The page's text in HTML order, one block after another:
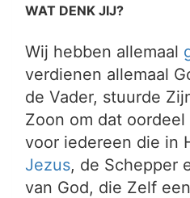
WAT DENK JIJ?
Wij hebben allemaal
verdienen allemaal
de Vader, stuurde
Zoon om dat
voor iedereen die in
Jezus, de Schepper
van God, die Zelf